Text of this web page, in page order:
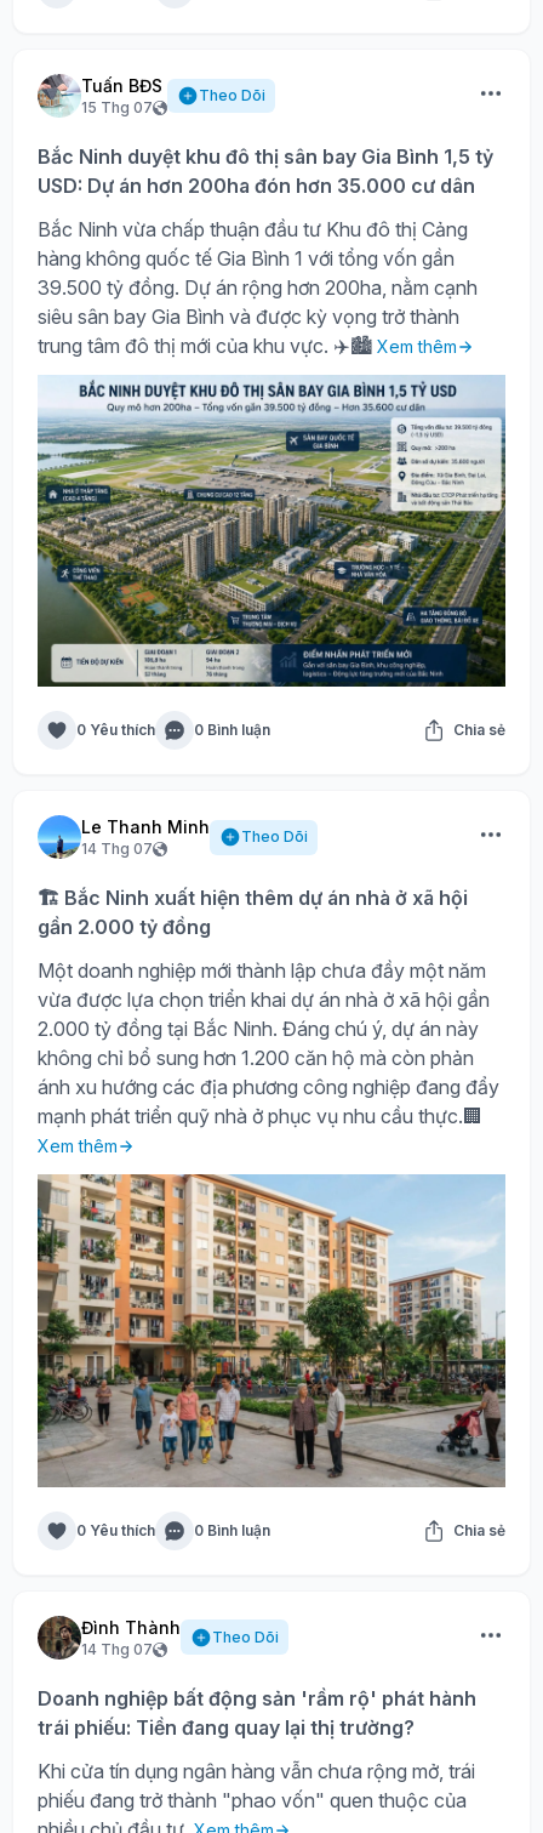
Tuấn BĐS
15 Thg 07
Theo Dõi
Bắc Ninh duyệt khu đô thị sân bay Gia Bình 1,5 tỷ
USD: Dự án hơn 200ha đón hơn 35.000 cư dân
Bắc Ninh vừa chấp thuận đầu tư Khu đô thị Cảng
hàng không quốc tế Gia Bình 1 với tổng vốn gần
39.500 tỷ đồng. Dự án rộng hơn 200ha, nằm cạnh
siêu sân bay Gia Bình và được kỳ vọng trở thành
trung tâm đô thị mới của khu vực. ✈️🏙️ Xem thêm
0 Yêu thích 0 Bình luận Chia sẻ
Le Thanh Minh
14 Thg 07
Theo Dõi
🏗️ Bắc Ninh xuất hiện thêm dự án nhà ở xã hội
gần 2.000 tỷ đồng
Một doanh nghiệp mới thành lập chưa đầy một năm
vừa được lựa chọn triển khai dự án nhà ở xã hội gần
2.000 tỷ đồng tại Bắc Ninh. Đáng chú ý, dự án này
không chỉ bổ sung hơn 1.200 căn hộ mà còn phản
ánh xu hướng các địa phương công nghiệp đang đẩy
mạnh phát triển quỹ nhà ở phục vụ nhu cầu thực.🏢
Xem thêm
0 Yêu thích 0 Bình luận Chia sẻ
Đình Thành
14 Thg 07
Theo Dõi
Doanh nghiệp bất động sản 'rầm rộ' phát hành
trái phiếu: Tiền đang quay lại thị trường?
Khi cửa tín dụng ngân hàng vẫn chưa rộng mở, trái
phiếu đang trở thành "phao vốn" quen thuộc của